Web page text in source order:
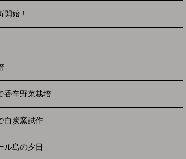
開始！
香辛野菜栽培
白炭窯試作
ル島の夕日